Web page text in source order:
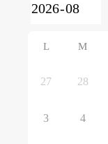
L M
27 28
3 4